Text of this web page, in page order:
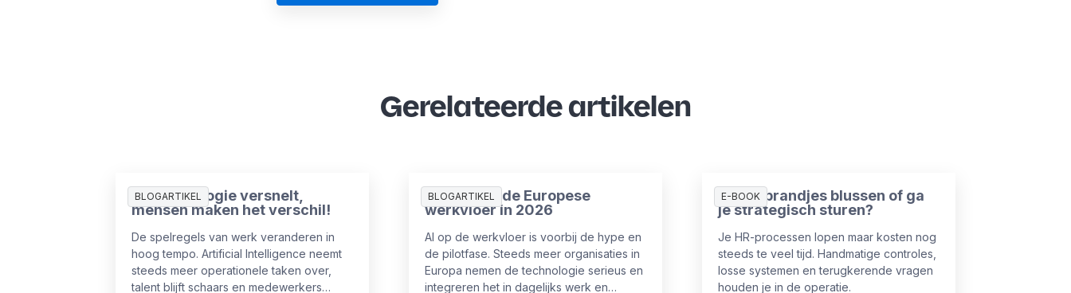
Gerelateerde artikelen
BLOGARTIKEL
AI-technologie versnelt,
mensen maken het verschil!
De spelregels van werk veranderen in
hoog tempo. Artificial Intelligence neemt
steeds meer operationele taken over,
talent blijft schaars en medewerkers
BLOGARTIKEL
AI in HR op de Europese
werkvloer in 2026
AI op de werkvloer is voorbij de hype en
de pilotfase. Steeds meer organisaties in
Europa nemen de technologie serieus en
integreren het in dagelijks werk en
E-BOOK
Blijf je brandjes blussen of ga
je strategisch sturen?
Je HR-processen lopen maar kosten nog
steeds te veel tijd. Handmatige controles,
losse systemen en terugkerende vragen
houden je in de operatie.